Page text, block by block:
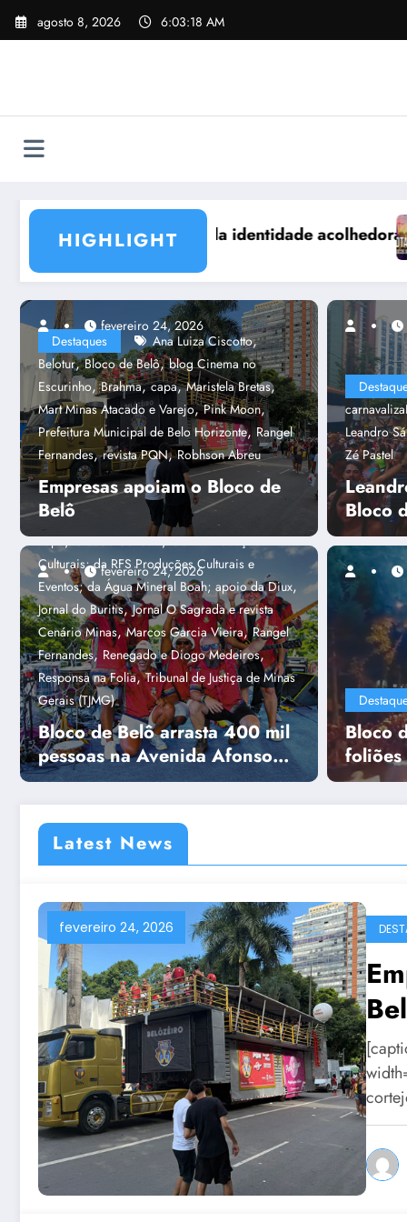
Pular
para
agosto 8, 2026 6:03:20 AM
HIGHLIGHT
Carnaval de BH
Associações e ligas dos blocos de rua de BH
Destaques Ana Luiza Ciscotto,
Belotur,Bloco de Belô,blog Cinema no
Escurinho,Brahma,capa,Maristela Bretas,
Mart Minas Atacado e Varejo,Pink Moon,
Prefeitura Municipal de Belo Horizonte, Rangel
Fernandes,revista PQN,Robhson Abreu
Empresas apoiam o Bloco de
Belô
fevereiro 24, 2026
Destaques Alex Rhodrigues,Alpha
Sites & Sistemas; Associação dos Blocos de
Rua de BH (Abra BH); Conrerp 3ª Região; e das
mídias parceiras - Jornal de Belô,Bloco de
Belô,campanha Não Perca o Réu Primário
capa,Cidade Conecta,Goma Produções
Culturais; da RFS Produções Culturais e
Eventos; da Água Mineral Boah; apoio da Diux,
Jornal do Buritis,Jornal O Sagrada e revista
Cenário Minas,Marcos Garcia Vieira, Rangel
Fernandes, Renegado e Diogo Medeiros,
Responsa na Folia,Tribunal de Justiça de Minas
Gerais (TJMG)
Bloco de Belô arrasta 400 mil
pessoas na Avenida Afonso
Pena
fevereiro 24, 2026
Leandro Sá
Zé Pastel
Bloco
Bloco
foliões
Capa Amanda Caiafa
Foliões aprovam
rock do Putz
Consulte mais informação
fevereiro 21, 2023
Latest News
fevereiro 24, 2026